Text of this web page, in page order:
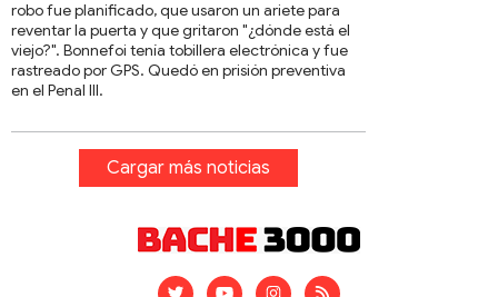
robo fue planificado, que usaron un ariete para
reventar la puerta y que gritaron "¿dónde está el
viejo?". Bonnefoi tenía tobillera electrónica y fue
rastreado por GPS. Quedó en prisión preventiva
en el Penal III.
Cargar más noticias